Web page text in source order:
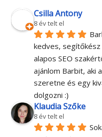
16 vélemény
powered by
értékeljen
Csilla Antony
8 év telt el
kedves, segítőkész
alapos SEO
ajánlom Barbit, aki
szeretne és egy